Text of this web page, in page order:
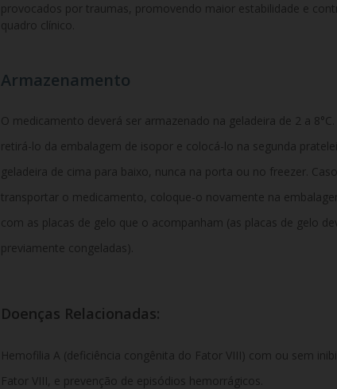
provocados por traumas, promovendo maior estabilidade e
quadro clínico.
Armazenamento
O medicamento deverá ser armazenado na geladeira de 2 a
retirá-lo da embalagem de isopor e colocá-lo na segunda
geladeira de cima para baixo, nunca na porta ou no freezer.
transportar o medicamento, coloque-o novamente na
com as placas de gelo que o acompanham (as placas de gelo
previamente congeladas).
Doenças Relacionadas:
Hemofilia A (deficiência congênita do Fator VIII) com ou sem
Fator VIII, e prevenção de episódios hemorrágicos.